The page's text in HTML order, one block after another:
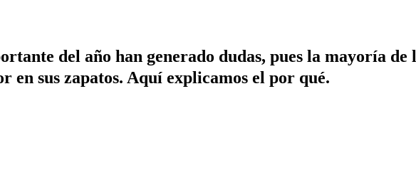
del año han generado dudas, pues la mayoría de
sus zapatos. Aquí explicamos el por qué.